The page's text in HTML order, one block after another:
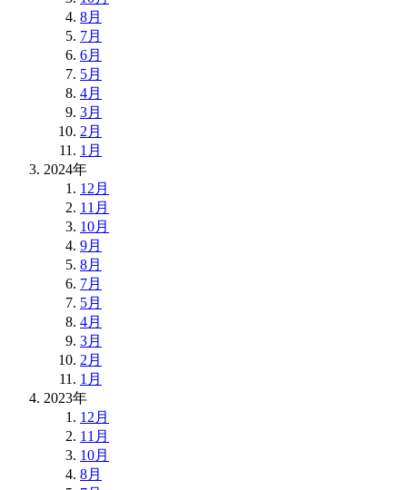
8月
7月
6月
5月
4月
3月
2月
1月
2024年
12月
11月
10月
9月
8月
7月
5月
4月
3月
2月
1月
2023年
12月
11月
10月
8月